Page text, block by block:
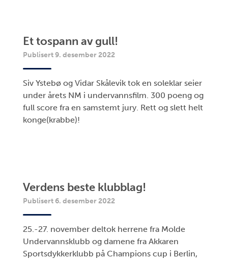
Et tospann av gull!
Publisert 9. desember 2022
Siv Ystebø og Vidar Skålevik tok en soleklar seier
under årets NM i undervannsfilm. 300 poeng og
full score fra en samstemt jury. Rett og slett helt
konge(krabbe)!
Verdens beste klubblag!
Publisert 6. desember 2022
25.-27. november deltok herrene fra Molde
Undervannsklubb og damene fra Akkaren
Sportsdykkerklubb på Champions cup i Berlin,